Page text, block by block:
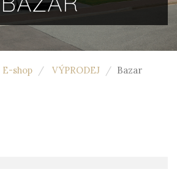
E-shop VÝPRODEJ Bazar